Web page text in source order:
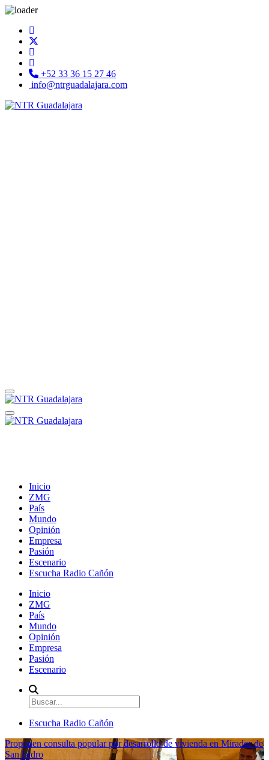
+52 33 36 15 27 46
info@ntrguadalajara.com
Inicio
ZMG
País
Mundo
Opinión
Empresa
Pasión
Escenario
Escucha Radio Cañón
Inicio
ZMG
País
Mundo
Opinión
Empresa
Pasión
Escenario
Escucha Radio Cañón
Proponen consulta popular por desarrollo de vivienda en Mirador de
San Isidro